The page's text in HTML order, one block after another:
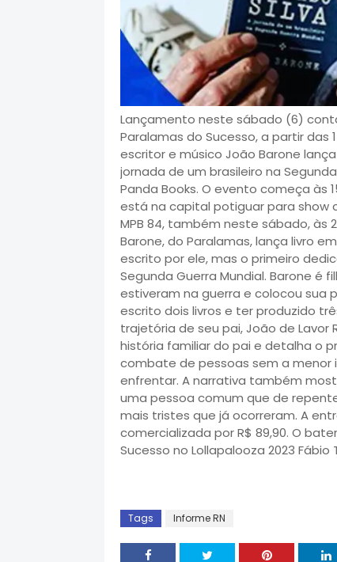
Lançamento neste sábado (6)
Paralamas do Sucesso, a partir das
escritor e músico João Barone
jornada de um brasileiro na
Panda Books. O evento começa às
está na capital potiguar para show
MPB 84, também neste sábado, às
Barone, do Paralamas, lança livro
escrito por ele, mas o primeiro
Segunda Guerra Mundial. Barone é
estiveram na guerra e colocou sua
escrito dois livros e ter produzido
trajetória de seu pai, João de Lavor
história familiar do pai e detalha o
combate de pessoas sem a menor
enfrentar. A narrativa também
uma pessoa comum que de
mais tristes que já ocorreram. A
comercializada por R$ 89,90. O
Sucesso no Lollapalooza 2023
Tags Informe RN